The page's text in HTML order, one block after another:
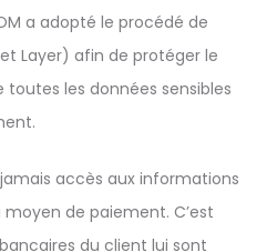
a adopté le procédé de
Layer) afin de protéger le
les données sensibles
jamais accès aux informations
de paiement. C’est
du client lui sont